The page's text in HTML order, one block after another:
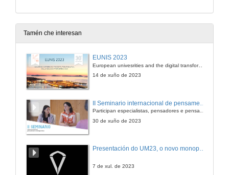
Tamén che interesan
EUNIS 2023
European univesrities and the digital transformation: challenges and opportunities ahead
14 de xuño de 2023
Participan especialistas, pensadores e pensadoras que traballan desde hai anos sobre temas de pensamento contemporáneo en universidades de Estados Unidos, Reino Unido, Canadá, México e España.
30 de xuño de 2023
Presentación do UM23, o novo monopraza de UVigo Motorsport
7 de xul. de 2023